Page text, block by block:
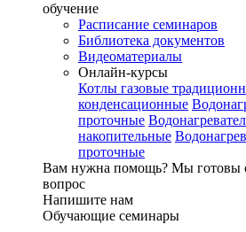
обучение
Расписание семинаров
Библиотека документов
Видеоматериалы
Онлайн-курсы
Котлы газовые
конденсационные
проточные
накопительные
проточные
Вам нужна помощь? Мы готовы
вопрос
Напишите нам
Обучающие семинары